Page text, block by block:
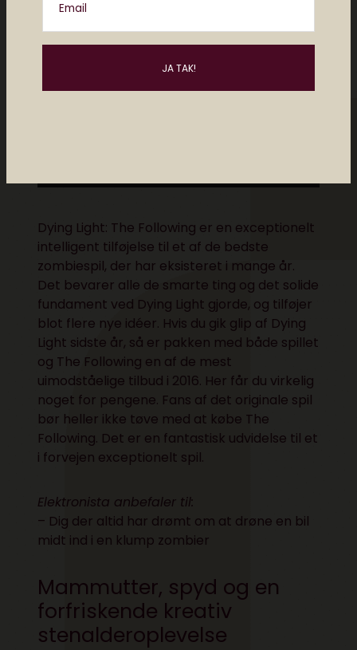
Email
Dying Light: The Following er en exceptionelt
intelligent tilføjelse til et af de bedste
zombiespil, der har eksisteret i mange år.
Det bevarer alle de smarte ting og det solide
fundament ved Dying Light gjorde, og tilføjer
blot flere nye idéer. Hvis du gik glip af Dying
Light sidste år, så er pakken med både spillet
og The Following en af de mest
uimodståelige tilbud i 2016. Her får du virkelig
noget for pengene. Fans af det originale spil
bør heller ikke tøve med at købe The
Following. Det er en fantastisk udvidelse til et
i forvejen exceptionelt spil.
Elektronista anbefaler til:
– Dig der altid har drømt om at drøne en bil
midt ind i en klump zombier
Mammutter, spyd og en
forfriskende kreativ
stenalderoplevelse